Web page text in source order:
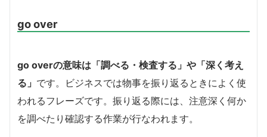
go over
go overの意味は「調べる・検査する」や「深く考え
る」 です。ビジネスでは物事を振り返るときによく使
われるフレーズです。振り返る際には、注意深く何か
を調べたり確認する作業が行なわれます。